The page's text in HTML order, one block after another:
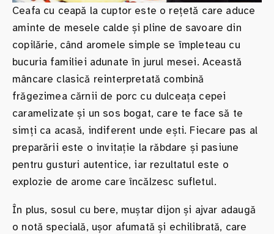
Ceafa cu ceapă la cuptor este o rețetă care aduce
aminte de mesele calde și pline de savoare din
copilărie, când aromele simple se împleteau cu
bucuria familiei adunate în jurul mesei. Această
mâncare clasică reinterpretată combină
frăgezimea cărnii de porc cu dulceața cepei
caramelizate și un sos bogat, care te face să te
simți ca acasă, indiferent unde ești. Fiecare pas al
preparării este o invitație la răbdare și pasiune
pentru gusturi autentice, iar rezultatul este o
explozie de arome care încălzesc sufletul.
În plus, sosul cu bere, muștar dijon și ajvar adaugă
o notă specială, ușor afumată și echilibrată, care